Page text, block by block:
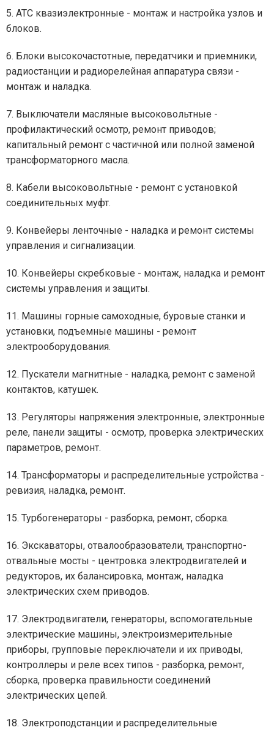
5. АТС квазиэлектронные - монтаж и настройка узлов и
блоков.
6. Блоки высокочастотные, передатчики и приемники,
радиостанции и радиорелейная аппаратура связи -
монтаж и наладка.
7. Выключатели масляные высоковольтные -
профилактический осмотр, ремонт приводов;
капитальный ремонт с частичной или полной заменой
трансформаторного масла.
8. Кабели высоковольтные - ремонт с установкой
соединительных муфт.
9. Конвейеры ленточные - наладка и ремонт системы
управления и сигнализации.
10. Конвейеры скребковые - монтаж, наладка и ремонт
системы управления и защиты.
11. Машины горные самоходные, буровые станки и
установки, подъемные машины - ремонт
электрооборудования.
12. Пускатели магнитные - наладка, ремонт с заменой
контактов, катушек.
13. Регуляторы напряжения электронные, электронные
реле, панели защиты - осмотр, проверка электрических
параметров, ремонт.
14. Трансформаторы и распределительные устройства -
ревизия, наладка, ремонт.
15. Турбогенераторы - разборка, ремонт, сборка.
16. Экскаваторы, отвалообразователи, транспортно-
отвальные мосты - центровка электродвигателей и
редукторов, их балансировка, монтаж, наладка
электрических схем приводов.
17. Электродвигатели, генераторы, вспомогательные
электрические машины, электроизмерительные
приборы, групповые переключатели и их приводы,
контроллеры и реле всех типов - разборка, ремонт,
сборка, проверка правильности соединений
электрических цепей.
18. Электроподстанции и распределительные